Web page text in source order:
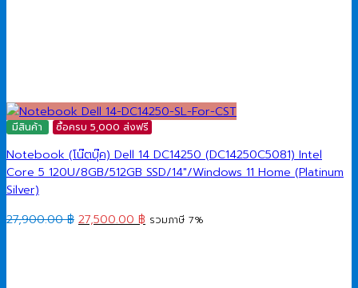
มีสินค้า ซื้อครบ 5,000 ส่งฟรี
Notebook (โน๊ตบุ๊ค) Dell 14 DC14250 (DC14250C5081) Intel
Core 5 120U/8GB/512GB SSD/14″/Windows 11 Home (Platinum
Silver)
27,900.00฿ Original
27,500.00 ฿ Current
รวมภาษี 7%